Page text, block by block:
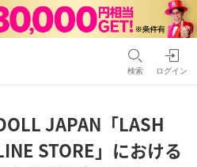
検索 ログイン
JAPAN「LASH
STORE」における